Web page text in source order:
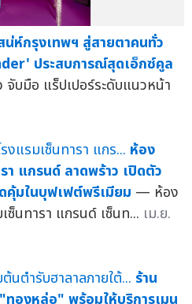
ห์กรุงเทพฯ สู่สายตาคนทั่ว
ประสบการณ์สุดเอ็กซ์คูล
มือ แร็ปเปอร์ระดับแนวหน้า
ห้อง
า แกรนด์ ลาดพร้าว เปิดตัว
คุ้มในบุฟเฟต์พรีเมียม — ห้อง
ซ็นทารา แกรนด์ เซ็นท... เม.ย.
ร้าน
ทองหล่อ" พร้อมให้บริการเมนู